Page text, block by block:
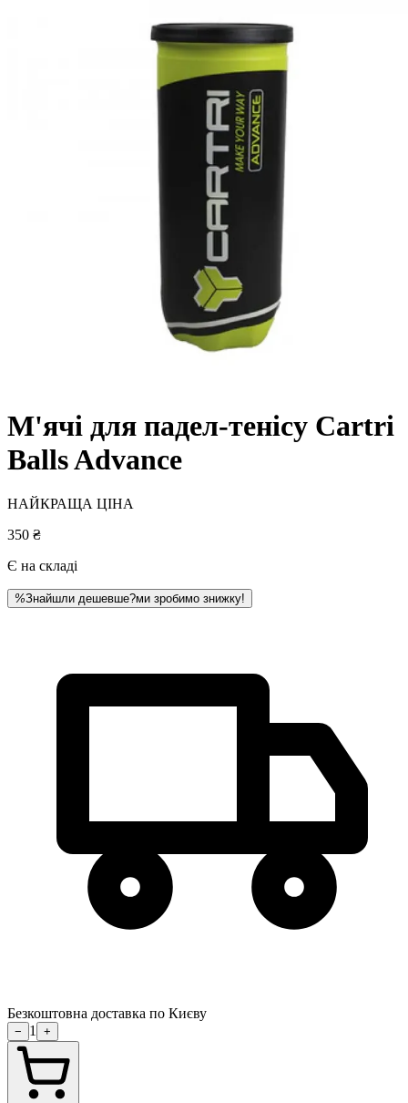
М'ячі для падел-тенісу Cartri
Balls Advance
НАЙКРАЩА ЦІНА
350 ₴
Є на складі
%Знайшли дешевше?ми зробимо знижку!
Безкоштовна доставка по Києву
− 1 +